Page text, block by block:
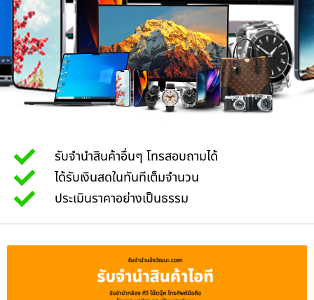
รับจำนำสินค้าอื่นๆ โทรสอบถามได้
ได้รับเงินสดในทันทีเต็มจำนวน
ประเมินราคาอย่างเป็นธรรม